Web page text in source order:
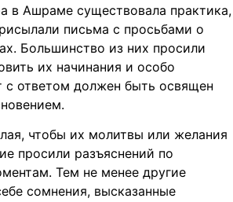
в Ашраме существовала практика,
письма с просьбами о
Большинство из них просили
их начинания и особо
с ответом должен быть освящен
чтобы их молитвы или желания
просили разъяснений по
Тем не менее другие
сомнения, высказанные